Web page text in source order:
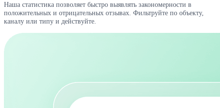
Наша статистика позволяет быстро выявлять закономерности в
положительных и отрицательных отзывах. Фильтруйте по объекту,
каналу или типу и действуйте.